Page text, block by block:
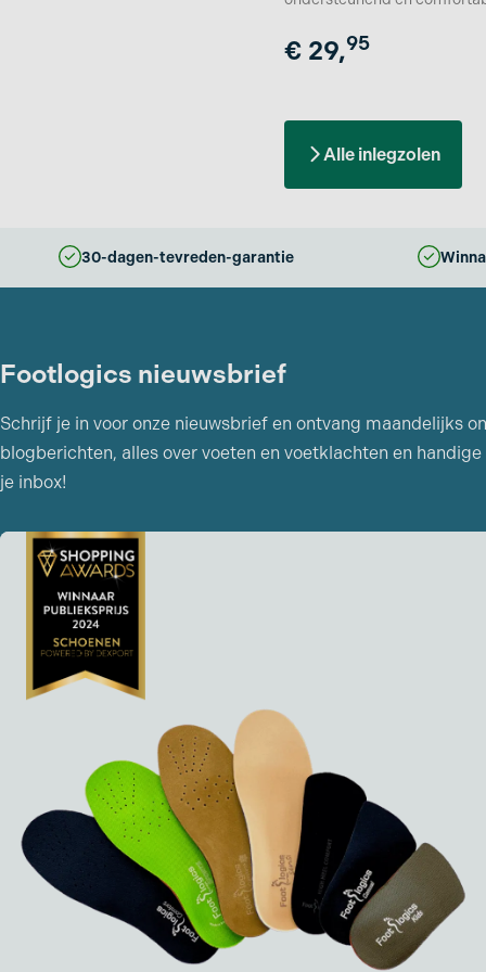
€ 29,95
Alle inlegzolen
30-dagen-tevreden-garantie
Footlogics nieuwsbrief
Schrijf je in voor onze nieuwsbrief en ontvang maandelijks
blogberichten, alles over voeten en voetklachten en
je inbox!